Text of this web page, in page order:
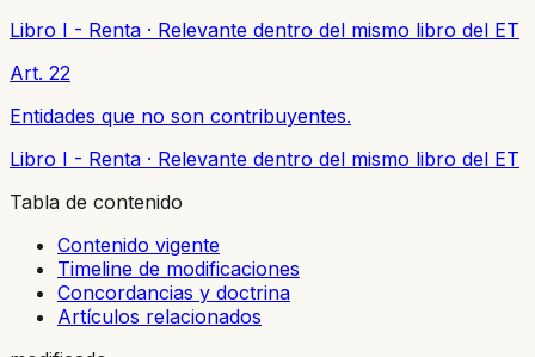
Libro I - Renta · Relevante dentro del mismo libro del ET
Art. 22
Entidades que no son contribuyentes.
Libro I - Renta · Relevante dentro del mismo libro del ET
Tabla de contenido
Contenido vigente
Timeline de modificaciones
Concordancias y doctrina
Artículos relacionados